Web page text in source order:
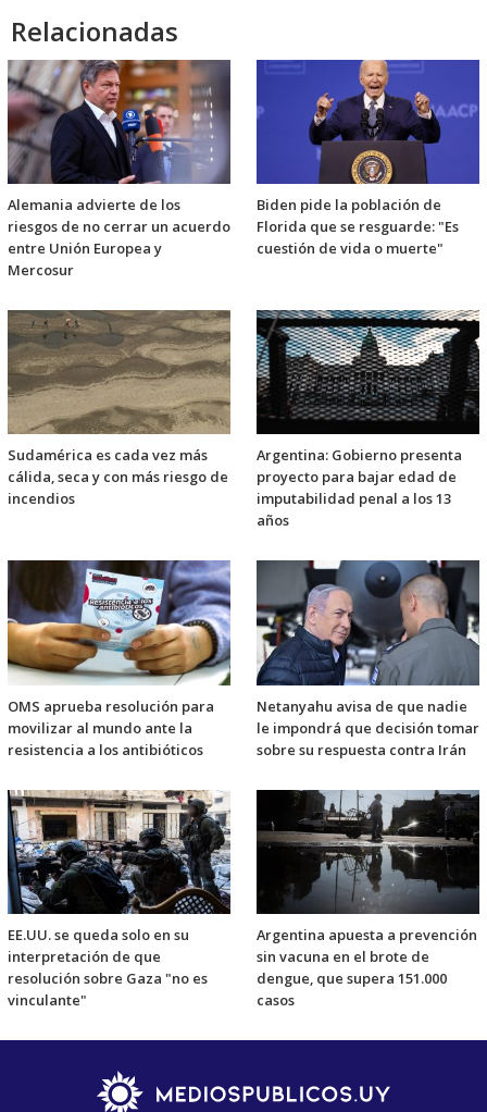
Relacionadas
Alemania advierte de los
riesgos de no cerrar un acuerdo
entre Unión Europea y
Mercosur
Biden pide la población de
Florida que se resguarde: "Es
cuestión de vida o muerte"
Sudamérica es cada vez más
cálida, seca y con más riesgo de
incendios
Argentina: Gobierno presenta
proyecto para bajar edad de
imputabilidad penal a los 13
años
OMS aprueba resolución para
movilizar al mundo ante la
resistencia a los antibióticos
Netanyahu avisa de que nadie
le impondrá que decisión tomar
sobre su respuesta contra Irán
EE.UU. se queda solo en su
interpretación de que
resolución sobre Gaza "no es
vinculante"
Argentina apuesta a prevención
sin vacuna en el brote de
dengue, que supera 151.000
casos